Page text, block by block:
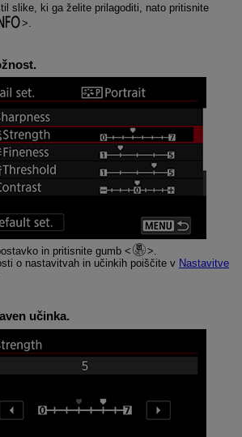
slike, ki ga želite prilagoditi, nato pritisnite
in pritisnite gumb
o nastavitvah in učinkih poiščite v Nastavitve
učinka.